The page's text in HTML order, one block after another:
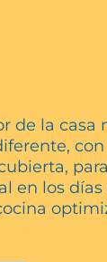
de la casa
en los días